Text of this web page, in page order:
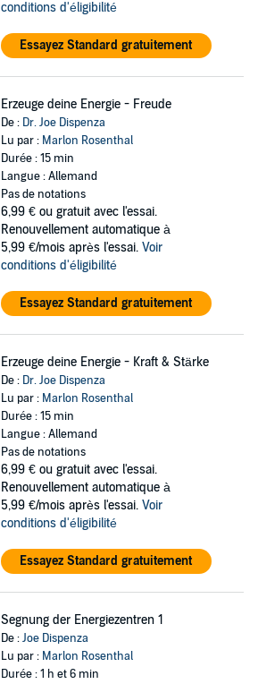
conditions d'éligibilité
Essayez Standard gratuitement
Erzeuge deine Energie - Freude
De : Dr. Joe Dispenza
Lu par : Marlon Rosenthal
Durée : 15 min
Langue : Allemand
Pas de notations
6,99 € ou gratuit avec l'essai.
Renouvellement automatique à
5,99 €/mois après l'essai. Voir
conditions d'éligibilité
Essayez Standard gratuitement
Erzeuge deine Energie - Kraft & Stärke
De : Dr. Joe Dispenza
Lu par : Marlon Rosenthal
Durée : 15 min
Langue : Allemand
Pas de notations
6,99 € ou gratuit avec l'essai.
Renouvellement automatique à
5,99 €/mois après l'essai. Voir
conditions d'éligibilité
Essayez Standard gratuitement
Segnung der Energiezentren 1
De :Joe Dispenza
Lu par : Marlon Rosenthal
Durée : 1 h et 6 min